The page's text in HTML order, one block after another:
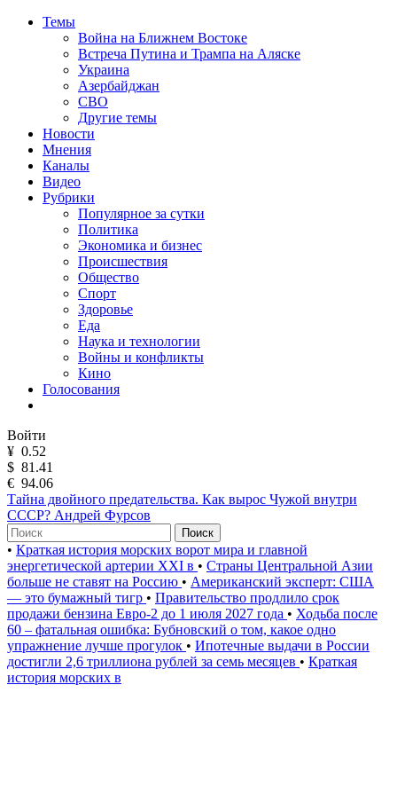
Темы
Война на Ближнем Востоке
Встреча Путина и Трампа на Аляске
Украина
Азербайджан
СВО
Другие темы
Новости
Мнения
Каналы
Видео
Рубрики
Популярное за сутки
Политика
Экономика и бизнес
Происшествия
Общество
Спорт
Здоровье
Еда
Наука и технологии
Войны и конфликты
Кино
Голосования
Войти
¥ 0.52
$ 81.41
€ 94.06
Тайна двойного предательства. Как вырос Чужой внутри
СССР? Андрей Фурсов
Поиск
• Краткая история морских ворот мира и главной
энергетической артерии XXI в • Страны Центральной Азии
больше не ставят на Россию • Американский эксперт: США
— это бумажный тигр • Правительство продлило срок
продажи бензина Евро-2 до 1 июля 2027 года • Ходьба после
60 – фатальная ошибка: Бубновский о том, какое одно
упражнение лучше прогулок • Ипотечные выдачи в России
достигли 2,6 триллиона рублей за семь месяцев • Краткая
история морских в